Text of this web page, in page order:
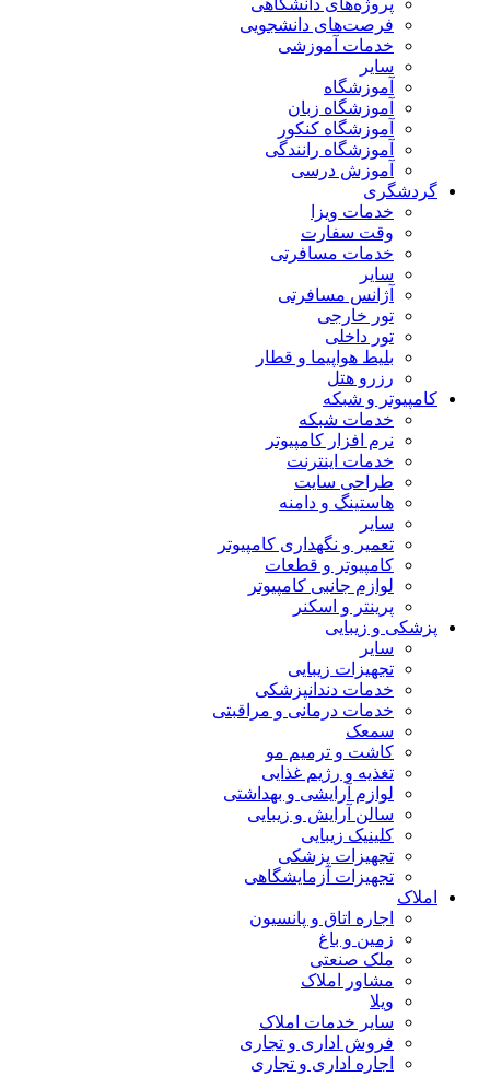
پروژه‌های دانشگاهی
فرصت‌های دانشجویی
خدمات آموزشی
سایر
آموزشگاه
آموزشگاه زبان
آموزشگاه کنکور
آموزشگاه رانندگی
آموزش درسی
گردشگری
خدمات ویزا
وقت سفارت
خدمات مسافرتی
سایر
آژانس مسافرتی
تور خارجی
تور داخلی
بلیط هواپیما و قطار
رزرو هتل
کامپیوتر و شبکه
خدمات شبکه
نرم افزار کامپیوتر
خدمات اینترنت
طراحی سایت
هاستینگ و دامنه
سایر
تعمیر و نگهداری کامپیوتر
کامپیوتر و قطعات
لوازم جانبی کامپیوتر
پرینتر و اسکنر
پزشکی و زیبایی
سایر
تجهیزات زیبایی
خدمات دندانپزشکی
خدمات درمانی و مراقبتی
سمعک
کاشت و ترمیم مو
تغذیه و رژیم غذایی
لوازم آرایشی و بهداشتی
سالن آرایش و زیبایی
کلینیک زیبایی
تجهیزات پزشکی
تجهیزات آزمایشگاهی
املاک
اجاره اتاق و پانسیون
زمین و باغ
ملک صنعتی
مشاور املاک
ویلا
سایر خدمات املاک
فروش اداری و تجاری
اجاره اداری و تجاری